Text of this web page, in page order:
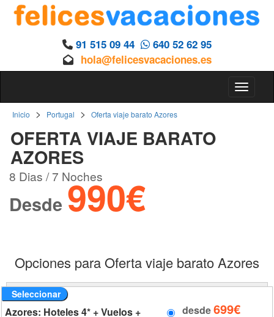
91 515 09 44
640 52 62 95
hola@felicesvacaciones.es
Inicio > Portugal > Oferta viaje barato Azores
OFERTA VIAJE BARATO
AZORES
8 Dias / 7 Noches
Desde 990€
Opciones para Oferta viaje barato Azores
Seleccionar
Azores: Hoteles 4* + Vuelos +
desde699€